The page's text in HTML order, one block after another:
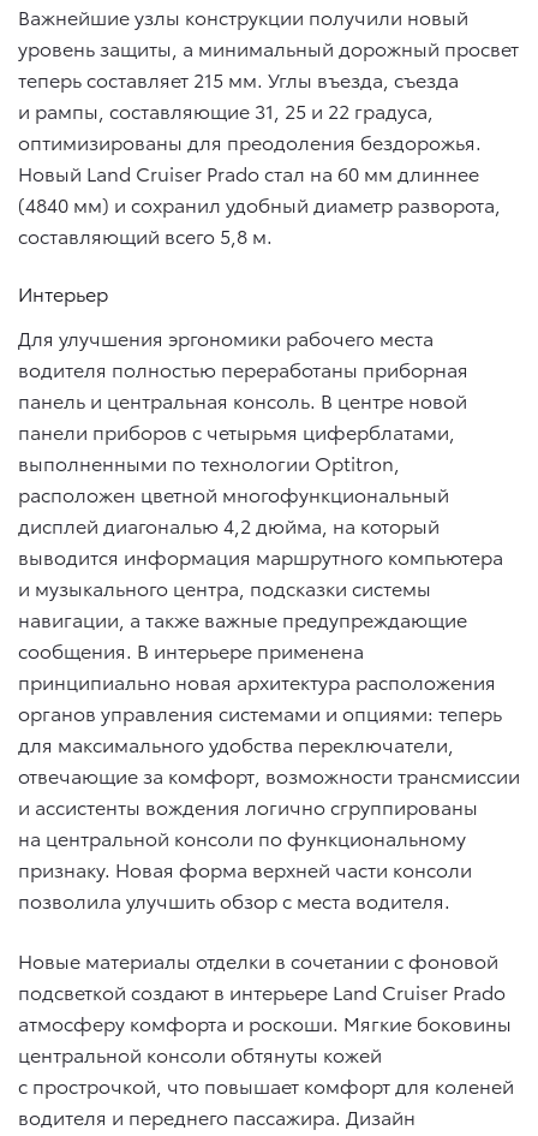
Важнейшие узлы конструкции получили новый
уровень защиты, а минимальный дорожный просвет
теперь составляет 215 мм. Углы въезда, съезда
и рампы, составляющие 31, 25 и 22 градуса,
оптимизированы для преодоления бездорожья.
Новый Land Cruiser Prado стал на 60 мм длиннее
(4840 мм) и сохранил удобный диаметр разворота,
составляющий всего 5,8 м.
Интерьер
Для улучшения эргономики рабочего места
водителя полностью переработаны приборная
панель и центральная консоль. В центре новой
панели приборов с четырьмя циферблатами,
выполненными по технологии Optitron,
расположен цветной многофункциональный
дисплей диагональю 4,2 дюйма, на который
выводится информация маршрутного компьютера
и музыкального центра, подсказки системы
навигации, а также важные предупреждающие
сообщения. В интерьере применена
принципиально новая архитектура расположения
органов управления системами и опциями: теперь
для максимального удобства переключатели,
отвечающие за комфорт, возможности трансмиссии
и ассистенты вождения логично сгруппированы
на центральной консоли по функциональному
признаку. Новая форма верхней части консоли
позволила улучшить обзор с места водителя.
Новые материалы отделки в сочетании с фоновой
подсветкой создают в интерьере Land Cruiser Prado
атмосферу комфорта и роскоши. Мягкие боковины
центральной консоли обтянуты кожей
с прострочкой, что повышает комфорт для коленей
водителя и переднего пассажира. Дизайн